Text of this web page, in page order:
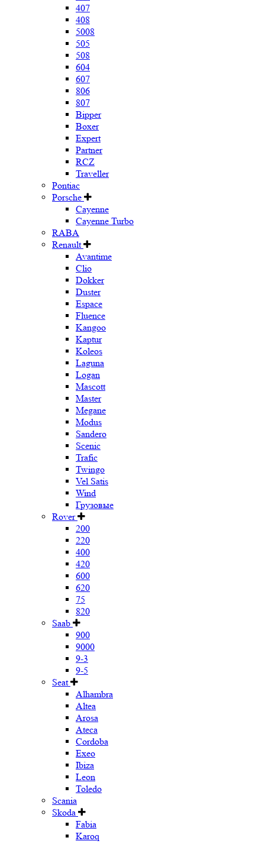
407
408
5008
505
508
604
607
806
807
Bipper
Boxer
Expert
Partner
RCZ
Traveller
Pontiac
Porsche
Cayenne
Cayenne Turbo
RABA
Renault
Avantime
Clio
Dokker
Duster
Espace
Fluence
Kangoo
Kaptur
Koleos
Laguna
Logan
Mascott
Master
Megane
Modus
Sandero
Scenic
Trafic
Twingo
Vel Satis
Wind
Грузовые
Rover
200
220
400
420
600
620
75
820
Saab
900
9000
9-3
9-5
Seat
Alhambra
Altea
Arosa
Ateca
Cordoba
Exeo
Ibiza
Leon
Toledo
Scania
Skoda
Fabia
Karoq